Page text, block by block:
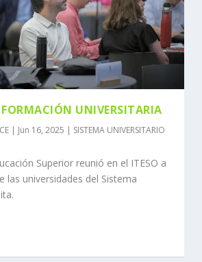
FORMACIÓN UNIVERSITARIA
| Jun 16, 2025 | SISTEMA UNIVERSITARIO
Superior reunió en el ITESO a
las universidades del Sistema